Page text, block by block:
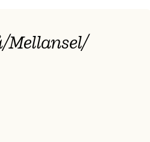
Mellansel/